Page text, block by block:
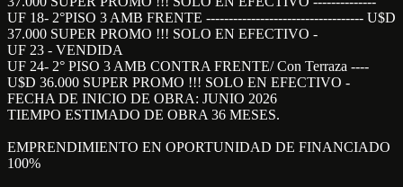
UF 18- 2°PISO 3 AMB FRENTE ----------------------------------- U$D
37.000 SUPER PROMO !!! SOLO EN EFECTIVO -
UF 23 - VENDIDA
UF 24- 2° PISO 3 AMB CONTRA FRENTE/ Con Terraza ----
U$D 36.000 SUPER PROMO !!! SOLO EN EFECTIVO -
FECHA DE INICIO DE OBRA: JUNIO 2026
TIEMPO ESTIMADO DE OBRA 36 MESES.
EMPRENDIMIENTO EN OPORTUNIDAD DE FINANCIADO
100%